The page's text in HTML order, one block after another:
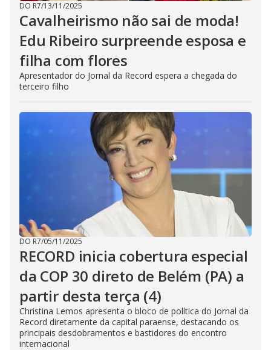
DO R7/13/11/2025
Cavalheirismo não sai de moda!
Edu Ribeiro surpreende esposa e
filha com flores
Apresentador do Jornal da Record espera a chegada do
terceiro filho
DO R7/05/11/2025
RECORD inicia cobertura especial
da COP 30 direto de Belém (PA) a
partir desta terça (4)
Christina Lemos apresenta o bloco de política do Jornal da
Record diretamente da capital paraense, destacando os
principais desdobramentos e bastidores do encontro
internacional